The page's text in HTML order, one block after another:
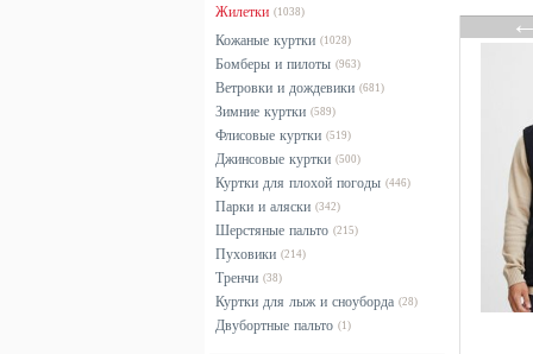
Жилетки (1038)
Кожаные куртки (1028)
Бомберы и пилоты (963)
Ветровки и дождевики (681)
Зимние куртки (589)
Флисовые куртки (519)
Джинсовые куртки (500)
Куртки для плохой погоды (446)
Парки и аляски (342)
Шерстяные пальто (215)
Пуховики (214)
Тренчи (38)
Куртки для лыж и сноуборда (28)
Двубортные пальто (1)